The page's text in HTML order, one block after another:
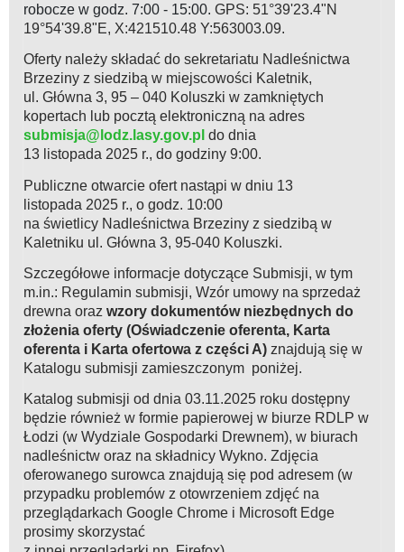
robocze w godz. 7:00 - 15:00. GPS: 51°39'23.4"N
19°54'39.8"E, X:421510.48 Y:563003.09.
Oferty należy składać do sekretariatu Nadleśnictwa
Brzeziny z siedzibą w miejscowości Kaletnik,
ul. Główna 3, 95 – 040 Koluszki w zamkniętych
kopertach lub pocztą elektroniczną na adres
submisja@lodz.lasy.gov.pl do dnia
13 listopada 2025 r., do godziny 9:00.
Publiczne otwarcie ofert nastąpi w dniu 13
listopada 2025 r., o godz. 10:00
na świetlicy Nadleśnictwa Brzeziny z siedzibą w
Kaletniku ul. Główna 3, 95-040 Koluszki.
Szczegółowe informacje dotyczące Submisji, w tym
m.in.: Regulamin submisji, Wzór umowy na sprzedaż
drewna oraz wzory dokumentów niezbędnych do
złożenia oferty (Oświadczenie oferenta, Karta
oferenta i Karta ofertowa z części A) znajdują się w
Katalogu submisji zamieszczonym poniżej.
Katalog submisji od dnia 03.11.2025 roku dostępny
będzie również w formie papierowej w biurze RDLP w
Łodzi (w Wydziale Gospodarki Drewnem), w biurach
nadleśnictw oraz na składnicy Wykno. Zdjęcia
oferowanego surowca znajdują się pod adresem (w
przypadku problemów z otowrzeniem zdjęć na
przeglądarkach Google Chrome i Microsoft Edge
prosimy skorzystać